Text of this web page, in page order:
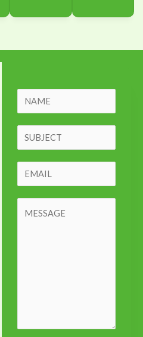
a
m
*
i
n
l
m
a